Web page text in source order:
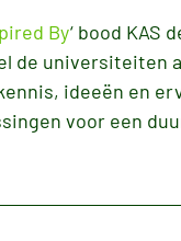
By‘ bood KAS
de universiteiten
ideeën en
voor een